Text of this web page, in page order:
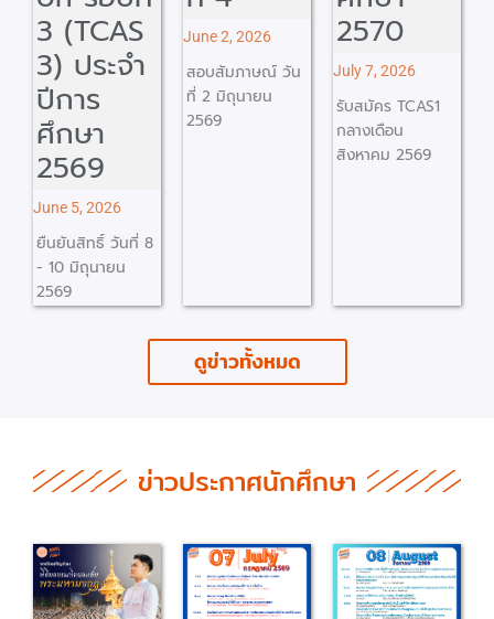
June 2, 2026
สอบสัมภาษณ์ วัน
ที่ 2 มิถุนายน
2569
2570
July 7, 2026
รับสมัคร TCAS1
กลางเดือน
ที่ 4
ประจำปี
การศึกษา
2569
ดูข่าวทั้งหมด
ข่าวประกาศนักศึกษา